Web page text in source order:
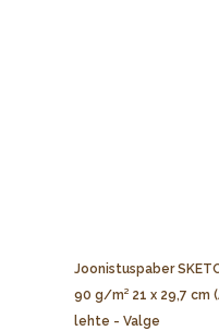
Joonistuspaber
90 g/m² 21 x 29,7 cm
lehte - Valge